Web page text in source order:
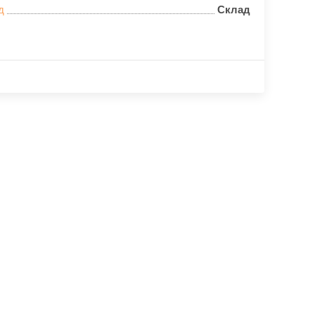
Склад